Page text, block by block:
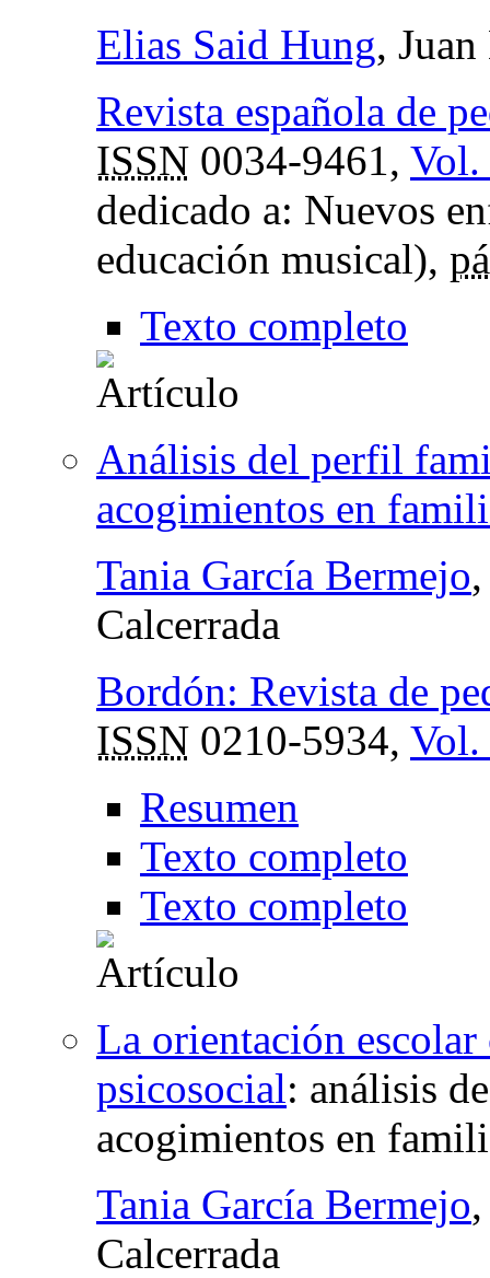
Elias Said Hung,
Revista española de
ISSN 0034-9461, Vol.
dedicado a: Nuevos
educación musical),
Texto completo
Análisis del perfil
acogimientos en
Tania García Bermejo
Calcerrada
Bordón: Revista de
ISSN 0210-5934, Vol.
Resumen
Texto completo
Texto completo
La orientación
psicosocial: análisis
acogimientos en
Tania García Bermejo
Calcerrada